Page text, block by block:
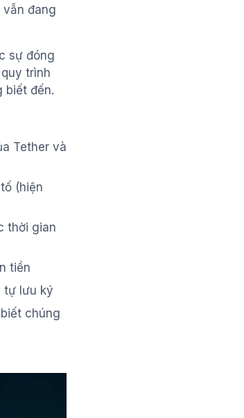
vẫn đang
sự đóng
trình
biết đến.
Tether và
(hiện
thời gian
tiền
tự lưu ký
chúng